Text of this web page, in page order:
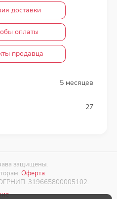
доставки
оплаты
продавца
5 месяцев
27
защищены.
Оферта.
319665800005102.